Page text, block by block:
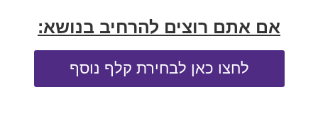
אם אתם רוצים להרחיב בנושא:
לחצו כאן לבחירת קלף נוסף